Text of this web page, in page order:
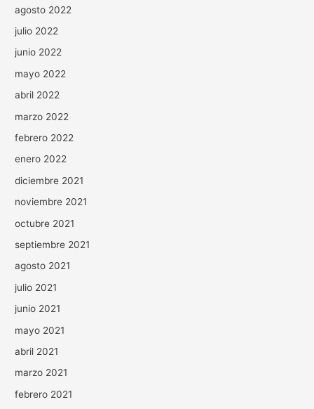
agosto 2022
julio 2022
junio 2022
mayo 2022
abril 2022
marzo 2022
febrero 2022
enero 2022
diciembre 2021
noviembre 2021
octubre 2021
septiembre 2021
agosto 2021
julio 2021
junio 2021
mayo 2021
abril 2021
marzo 2021
febrero 2021